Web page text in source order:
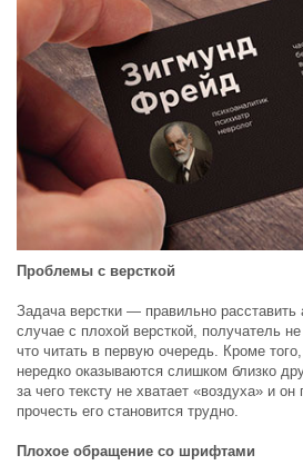
Проблемы с версткой
Задача верстки — правильно расставить
случае с плохой версткой, получатель
что читать в первую очередь. Кроме
нередко оказываются слишком близко
за чего тексту не хватает «воздуха» и
прочесть его становится трудно.
Плохое обращение со шрифтами